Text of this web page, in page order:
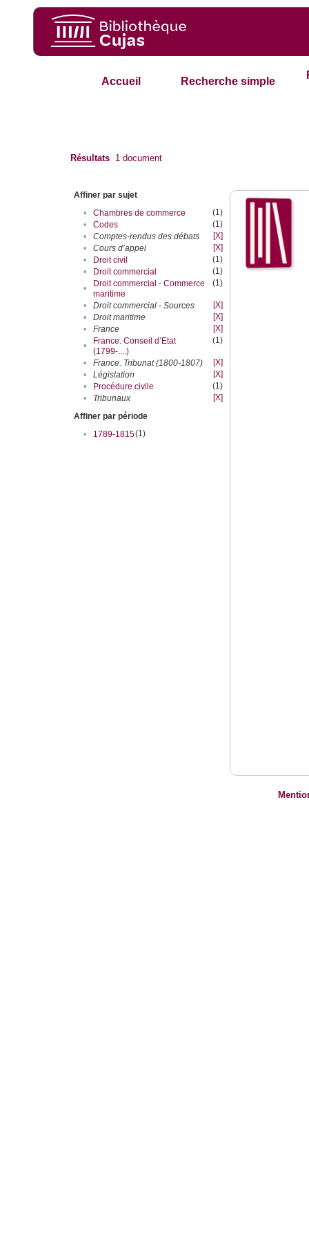
Accueil Recherche simple
Résultats 1 document
Affiner par sujet
•
Chambres de commerce
(1)
•
Codes
(1)
•
Comptes-rendus des débats
[X]
•
Cours d’appel
[X]
•
Droit civil
(1)
•
Droit commercial
(1)
•
Droit commercial - Commerce
maritime
(1)
• Droit commercial - Sources
[X]
•
Droit maritime
[X]
•
France
[X]
•
France. Conseil d’Etat
(1799-....)
(1)
• France. Tribunat (1800-1807)
[X]
•
Législation
[X]
•
Procédure civile
(1)
•
Tribunaux
[X]
Affiner par période
•
1789-1815(1)